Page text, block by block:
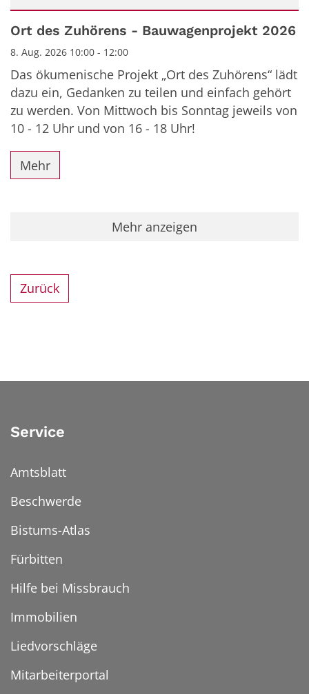
Datum: 8. August 2026
Ort des Zuhörens - Bauwagenprojekt 2026
8. Aug. 2026 10:00 - 12:00
Das ökumenische Projekt „Ort des Zuhörens“ lädt
dazu ein, Gedanken zu teilen und einfach gehört
zu werden. Von Mittwoch bis Sonntag jeweils von
10 - 12 Uhr und von 16 - 18 Uhr!
Mehr
Mehr anzeigen
Zurück
Service
Amtsblatt
Beschwerde
Bistums-Atlas
Fürbitten
Hilfe bei Missbrauch
Immobilien
Liedvorschläge
Mitarbeiterportal